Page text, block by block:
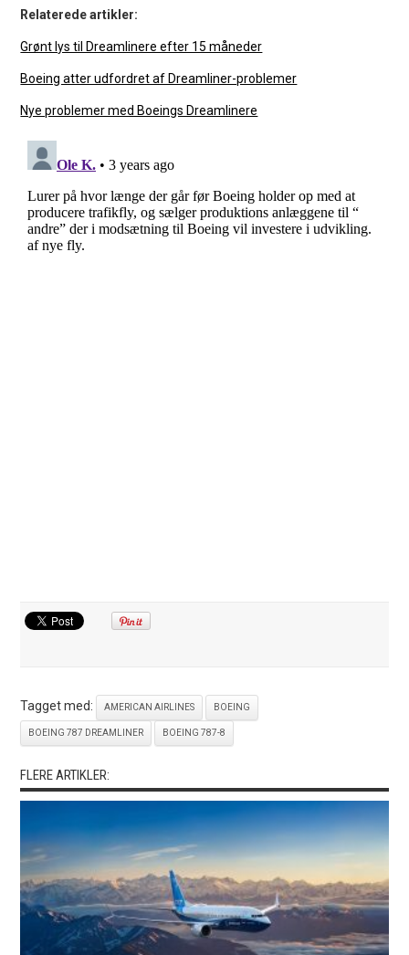
Relaterede artikler:
Grønt lys til Dreamlinere efter 15 måneder
Boeing atter udfordret af Dreamliner-problemer
Nye problemer med Boeings Dreamlinere
Tagget med: AMERICAN AIRLINES BOEING
BOEING 787 DREAMLINER BOEING 787-8
FLERE ARTIKLER: